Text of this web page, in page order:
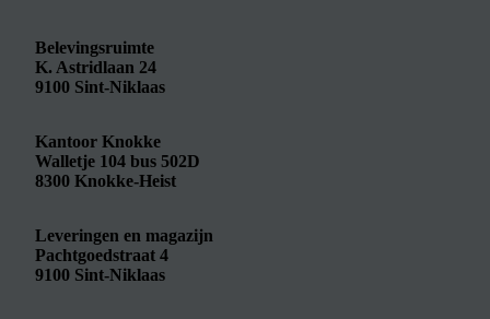
Belevingsruimte
K. Astridlaan 24
9100 Sint-Niklaas
Kantoor Knokke
Walletje 104 bus 502D
8300 Knokke-Heist
Leveringen en magazijn
Pachtgoedstraat 4
9100 Sint-Niklaas